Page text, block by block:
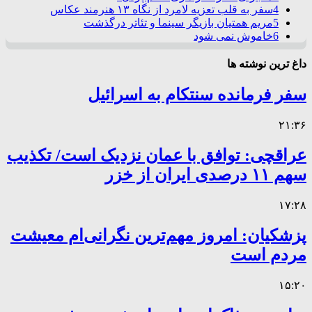
4سفر به قلب تعزیه لامرد از نگاه ۱۳ هنرمند عکاس
5مریم همتیان بازیگر سینما و تئاتر درگذشت
6خاموش نمی شود
داغ ترین نوشته ها
سفر فرمانده سنتکام به اسرائیل
۲۱:۳۶
عراقچی: توافق با عمان نزدیک است/ تکذیب
سهم ۱۱ درصدی ایران از خزر
۱۷:۲۸
پزشکیان: امروز مهم‌ترین نگرانی‌ام معیشت
مردم است
۱۵:۲۰